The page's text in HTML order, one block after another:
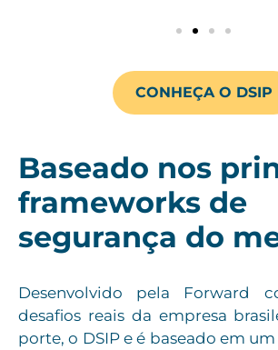
CONHEÇA O DSIP
Baseado nos
frameworks de
segurança do
Desenvolvido pela Forward
desafios reais da empresa
porte, o DSIP e é baseado em